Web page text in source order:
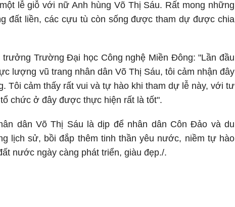
lễ giỗ với nữ Anh hùng Võ Thị Sáu. Rất mong những
đất liền, các cựu tù còn sống được tham dự được chia
Trường Đại học Công nghệ Miền Đông: "Lần đầu
lượng vũ trang nhân dân Võ Thị Sáu, tôi cảm nhận đây
Tôi cảm thấy rất vui và tự hào khi tham dự lễ này, với tư
chức ở đây được thực hiện rất là tốt".
dân Võ Thị Sáu là dịp để nhân dân Côn Đảo và du
lịch sử, bồi đắp thêm tinh thần yêu nước, niềm tự hào
nước ngày càng phát triển, giàu đẹp./.